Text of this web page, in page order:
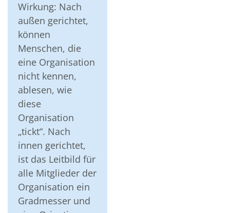
Wirkung: Nach
außen gerichtet,
können
Menschen, die
eine Organisation
nicht kennen,
ablesen, wie
diese
Organisation
„tickt“. Nach
innen gerichtet,
ist das Leitbild für
alle Mitglieder der
Organisation ein
Gradmesser und